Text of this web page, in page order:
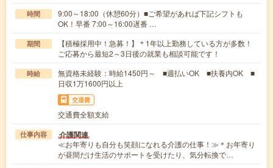
時間
9:00～18:00（休憩60分）■ご希望があれば下記シフトも
OK！早番 7:00～16:00遅番 …
期間
【積極採用中！急募！】＊1年以上勤務している方が多数！
ご応募から最短2～3日後の就業も相談可能です！
時給
無資格未経験：時給1450円～ ■週払いOK ■扶養内OK ■
日収1万1600円以上
交通費
交通費全額支給
仕事内容 介護関連
≪お年寄りも自分も笑顔になれる介護の仕事！≫＊お年寄り
が昼間だけ生活のサポートを受けたり、気分転換で…